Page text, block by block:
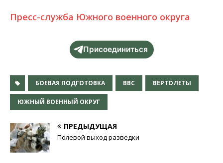
Пресс-служба Южного военного округа
Присоединиться
БОЕВАЯ ПОДГОТОВКА ВВС ВЕРТОЛЕТЫ
ЮЖНЫЙ ВОЕННЫЙ ОКРУГ
ПРЕДЫДУЩАЯ
Полевой выход разведки